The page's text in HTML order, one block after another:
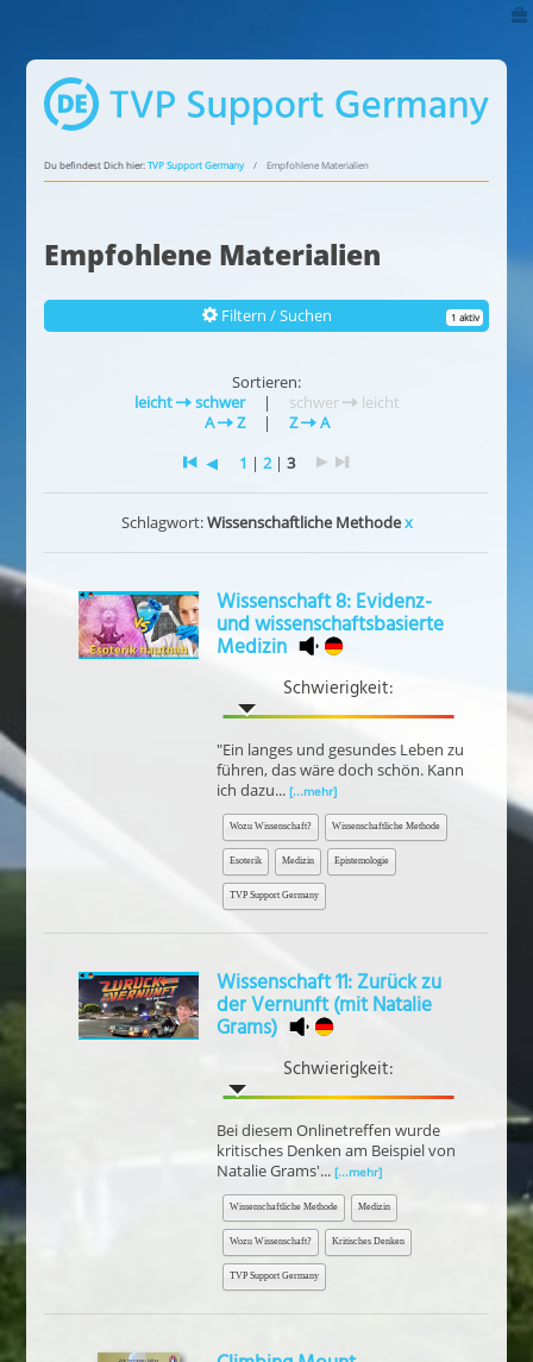
Du befindest Dich hier:TVP Support Germany Empfohlene Materialien
Empfohlene Materialien
Filtern / Suchen 1 aktiv
Sortieren:
leicht
schwer | schwer
leicht
A
Z | Z
A
1 | 2| 3
Schlagwort:Wissenschaftliche Methodex
Wissenschaft 8: Evidenz-
und wissenschaftsbasierte
Medizin
Schwierigkeit:
"Ein langes und gesundes Leben zu
führen, das wäre doch schön. Kann
ich dazu... [...mehr]
Wozu Wissenschaft? Wissenschaftliche Methode
Esoterik Medizin Epistemologie
TVP Support Germany
Wissenschaft 11: Zurück zu
der Vernunft (mit Natalie
Grams)
Schwierigkeit:
Bei diesem Onlinetreffen wurde
kritisches Denken am Beispiel von
Natalie Grams'... [...mehr]
Wissenschaftliche Methode Medizin
Wozu Wissenschaft? Kritisches Denken
TVP Support Germany